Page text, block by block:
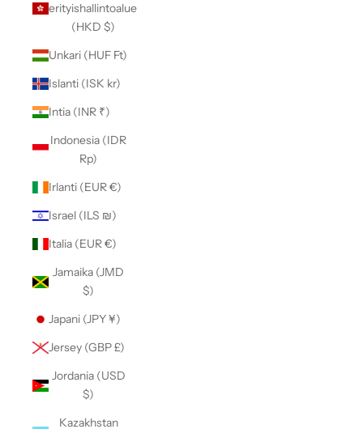
erityishallintoalue
(HKD $)
Unkari (HUF Ft)
Islanti (ISK kr)
Intia (INR ₹)
Indonesia (IDR
Rp)
Irlanti (EUR €)
Israel (ILS ₪)
Italia (EUR €)
Jamaika (JMD
$)
Japani (JPY ¥)
Jersey (GBP £)
Jordania (USD
$)
Kazakhstan